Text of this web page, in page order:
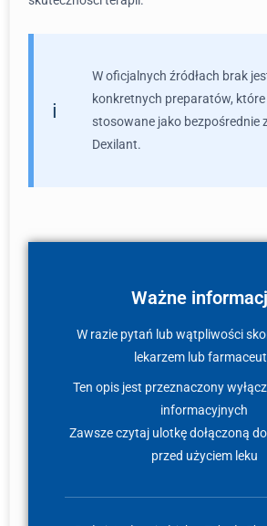
W oficjalnych źródłach brak
konkretnych preparatów, które
stosowane jako bezpośrednie
Dexilant.
Ważne
W razie pytań lub wątpliwości
lekarzem lub
Ten opis jest przeznaczony
informacyjnych
Zawsze czytaj ulotkę dołączoną
przed użyciem leku